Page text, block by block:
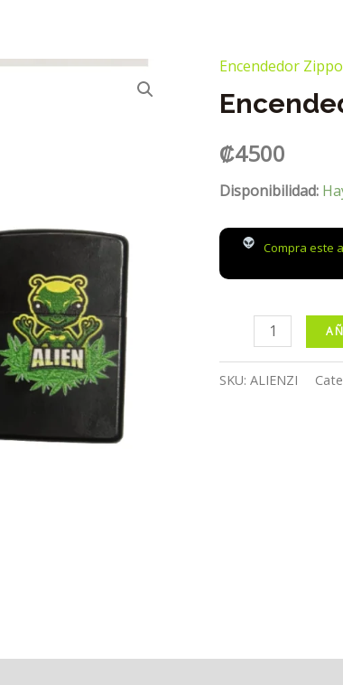
Encendedor Zippo
₡4500
Disponibilidad:
Compra este
Encendedor
Zippo
SKU: ALIENZI